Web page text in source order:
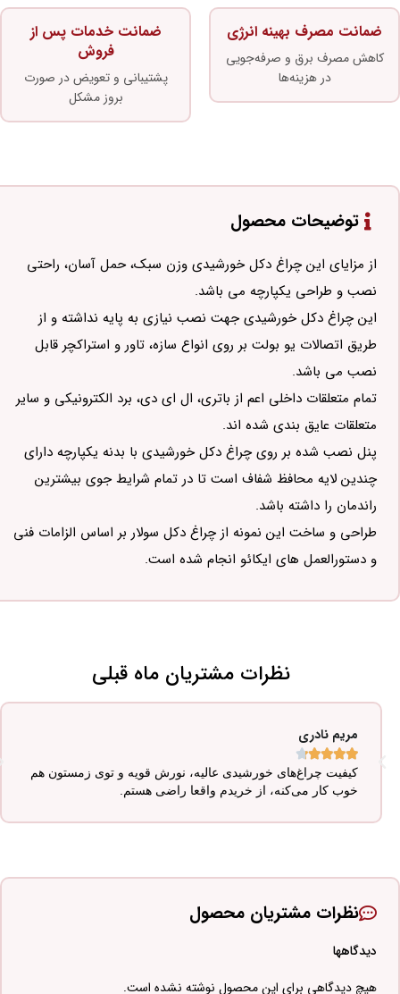
ضمانت مصرف بهینه انرژی
کاهش مصرف برق و صرفه‌جویی
در هزینه‌ها
ضمانت خدمات پس از
فروش
پشتیبانی و تعویض در صورت
بروز مشکل
توضیحات محصول
از مزایای این چراغ دکل خورشیدی وزن سبک، حمل آسان، راحتی
نصب و طراحی یکپارچه می باشد.
این چراغ دکل خورشیدی جهت نصب نیازی به پایه نداشته و از
طریق اتصالات یو بولت بر روی انواع سازه، تاور و استراکچر قابل
نصب می باشد.
تمام متعلقات داخلی اعم از باتری، ال ای دی، برد الکترونیکی و سایر
متعلقات عایق بندی شده اند.
پنل نصب شده بر روی چراغ دکل خورشیدی با بدنه یکپارچه دارای
چندین لایه محافظ شفاف است تا در تمام شرایط جوی بیشترین
راندمان را داشته باشد.
طراحی و ساخت این نمونه از چراغ دکل سولار بر اساس الزامات فنی
و دستورالعمل های ایکائو انجام شده است.
نظرات مشتریان ماه قبلی
مریم نادری





کیفیت چراغ‌های خورشیدی عالیه، نورش قویه و توی زمستون هم
خوب کار می‌کنه، از خریدم واقعا راضی هستم.
نظرات مشتریان محصول
دیدگاهها
هیچ دیدگاهی برای این محصول نوشته نشده است.